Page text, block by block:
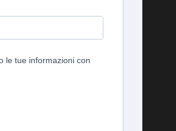
le tue informazioni con